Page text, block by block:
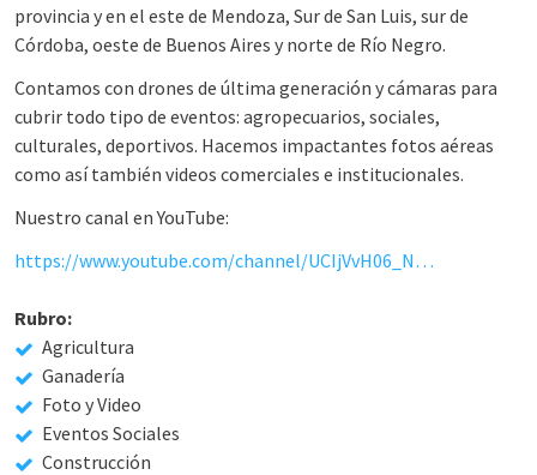
provincia y en el este de Mendoza, Sur de San Luis, sur de
Córdoba, oeste de Buenos Aires y norte de Río Negro.
Contamos con drones de última generación y cámaras para
cubrir todo tipo de eventos: agropecuarios, sociales,
culturales, deportivos. Hacemos impactantes fotos aéreas
como así también videos comerciales e institucionales.
Nuestro canal en YouTube:
https://www.youtube.com/channel/UCIjVvH06_Nc7uOSO1IwamWA/videos?view_as=subscriber
Rubro:
Agricultura
Ganadería
Foto y Video
Eventos Sociales
Construcción